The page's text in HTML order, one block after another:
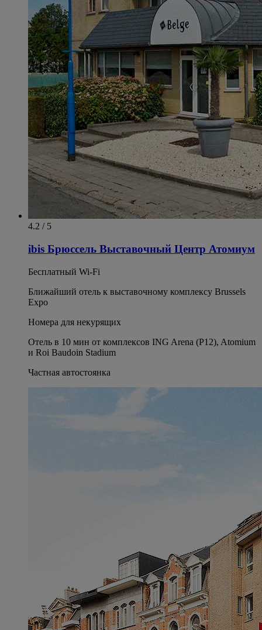
4.2 / 5
ibis Брюссель Выставочный Центр Атомиум
Бесплатный Wi-Fi
Ближайший отель к выставочному комплексу Brussels
Expo
Номера для некурящих
Отель в 10 мин от комплексов ING Arena (P12), Atomium
и Roi Baudoin Stadium
Частная автостоянка